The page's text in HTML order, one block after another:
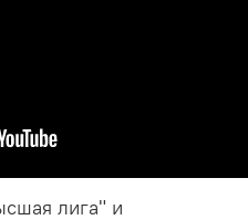
лига" и